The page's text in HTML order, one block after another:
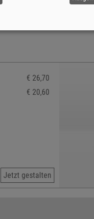
€ 26,70
€ 20,60
Jetzt gestalten